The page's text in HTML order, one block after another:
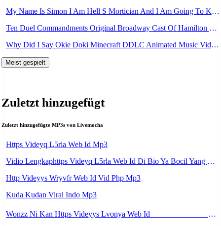
My Name Is Simon I Am Hell S Mortician And I Am Going To Kill God Creepypasta Mp3
Ten Duel Commandments Original Broadway Cast Of Hamilton Lyrics Mp3
Why Did I Say Okie Doki Minecraft DDLC Animated Music Video Song By The Stupendium Mp3
Meist gespielt
Zuletzt hinzugefügt
Zuletzt hinzugefügte MP3s von Livemocha
Https Videyq L5rla Web Id Mp3
Vidio Lengkaphttps Videyq L5rla Web Id Di Bio Ya Bocil Yang Lagi Viral Https Dood Li E Ldikpl83c35m Https Dood Li E B3ix794p74w0 Https Dood Li E Hhxlmqiibsqp Mp3
Http Videyys Wryvfr Web Id Vid Php Mp3
Kuda Kudan Viral Indo Mp3
Wonzz Ni Kan Https Videyys Lvonya Web Id ᅠ ᅠ ᅠ ᅠ ᅠ ᅠ ᅠ ᅠ ᅠ ᅠ ᅠ ᅠ ᅠ ᅠ ᅠ ᅠ ᅠ ᅠ ᅠ ᅠ OKK ᅠ ᅠ ᅠ ᅠ ᅠ ᅠ ᅠ ᅠ ᅠ ᅠ ᅠ ᅠ ᅠ ᅠ ᅠ ᅠ ᅠ ᅠ ᅠ ᅠ ᅠ ᅠ ᅠ ᅠ ᅠ ᅠ ᅠ ᅠ ᅠ ᅠ ᅠ ᅠ ᅠ ᅠ ᅠ ᅠ Mp3